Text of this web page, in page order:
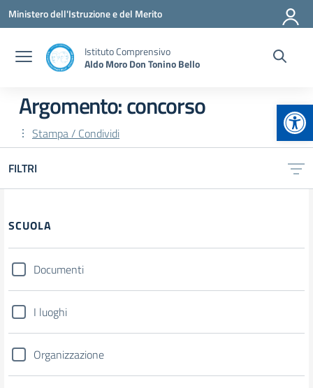
Vai ai contenuti
Vai al menu di navigazione
Vai al footer
Ministero dell'Istruzione e del Merito
Istituto Comprensivo
Aldo Moro Don Tonino Bello
Argomento: concorso
Stampa / Condividi
FILTRI
Filtri
SCUOLA
Documenti
I luoghi
Organizzazione